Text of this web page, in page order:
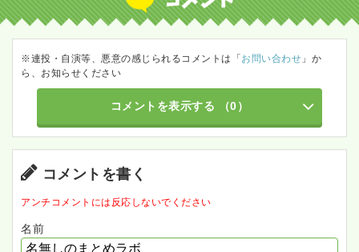
※連投・自演等、悪意の感じられるコメントは「お問い合わせ 」か
ら、お知らせください
コメントを表示する （0）
コメントを書く
アンチコメントには反応しないでください
名前